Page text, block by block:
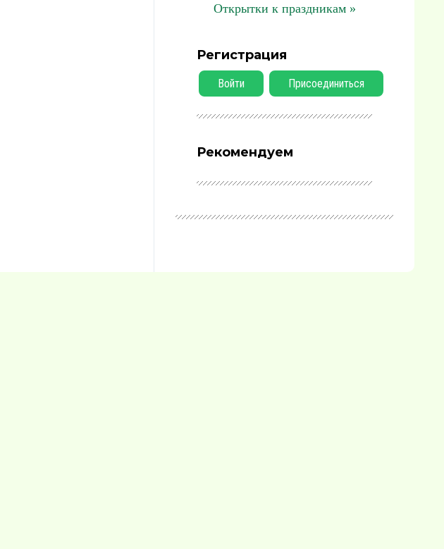
Открытки к праздникам »
Регистрация
Войти Присоединиться
Рекомендуем